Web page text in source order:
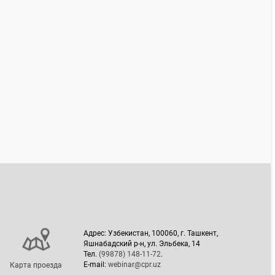
Карта проезда
Адрес: Узбекистан, 100060, г. Ташкент,
Яшнабадский р-н, ул. Эльбека, 14
Тел. (99878) 148-11-72.
E-mail: webinar@cpr.uz